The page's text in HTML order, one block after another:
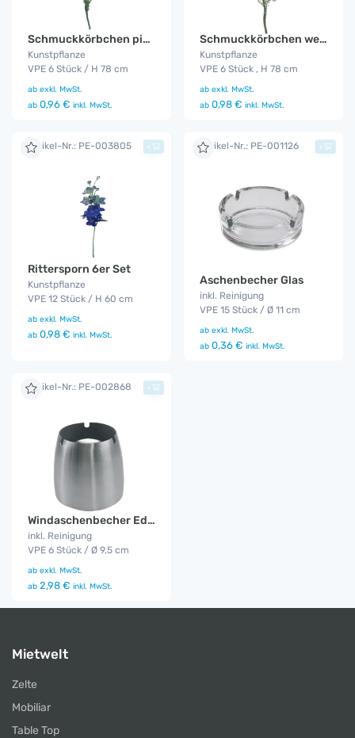
Schmuckkörbchen pink 6er Set
Kunstpflanze
VPE 6 Stück / H 78 cm
ab exkl. MwSt.
ab 0,96 € inkl. MwSt.
Schmuckkörbchen weiß 6er Set
Kunstpflanze
VPE 6 Stück , H 78 cm
ab exkl. MwSt.
ab 0,98 € inkl. MwSt.
Artikel-Nr.: PE-003805
Rittersporn 6er Set
Kunstpflanze
VPE 12 Stück / H 60 cm
ab exkl. MwSt.
ab 0,98 € inkl. MwSt.
+ Artikel-Nr.: PE-001126
Aschenbecher Glas
inkl. Reinigung
VPE 15 Stück / Ø 11 cm
ab exkl. MwSt.
ab 0,36 € inkl. MwSt.
+
Artikel-Nr.: PE-002868
Windaschenbecher Edelstahl
inkl. Reinigung
VPE 6 Stück / Ø 9,5 cm
ab exkl. MwSt.
ab 2,98 € inkl. MwSt.
+
Mietwelt
Zelte
Mobiliar
Table Top